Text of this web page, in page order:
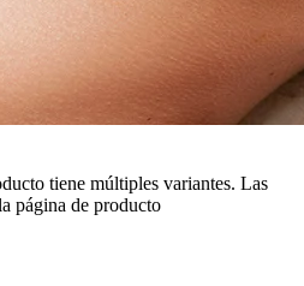
tiene múltiples variantes. Las
página de producto